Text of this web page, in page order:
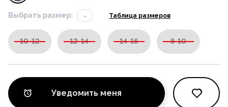
Выбрать размер: - Таблица размеров
10-12 12-14 14-16 8-10
Уведомить меня